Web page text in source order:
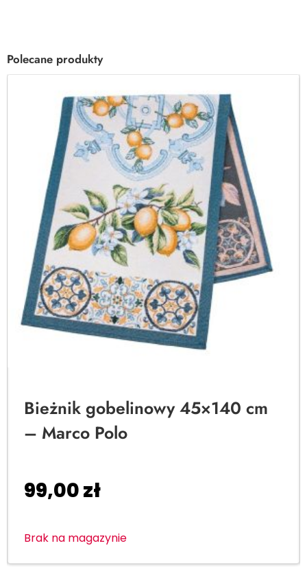
Polecane produkty
Bieżnik gobelinowy 45×140 cm
– Marco Polo
99,00zł
Brak na magazynie